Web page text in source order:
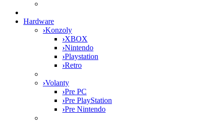
Hardware
›Konzoly
›XBOX
›Nintendo
›Playstation
›Retro
›Volanty
›Pre PC
›Pre PlayStation
›Pre Nintendo